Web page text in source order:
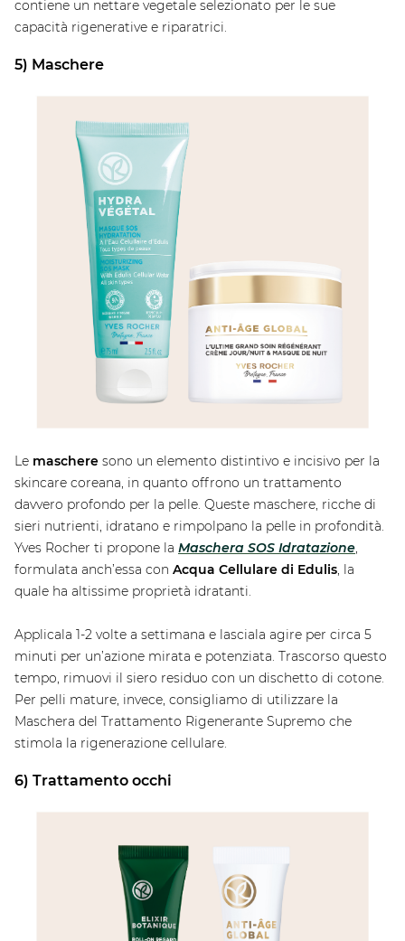
contiene un nettare vegetale selezionato per le sue
capacità rigenerative e riparatrici.
5) Maschere
Le maschere sono un elemento distintivo e incisivo per la
skincare coreana, in quanto offrono un trattamento
davvero profondo per la pelle. Queste maschere, ricche di
sieri nutrienti, idratano e rimpolpano la pelle in profondità.
Yves Rocher ti propone la Maschera SOS Idratazione,
formulata anch’essa con Acqua Cellulare di Edulis, la
quale ha altissime proprietà idratanti.
Applicala 1-2 volte a settimana e lasciala agire per circa 5
minuti per un’azione mirata e potenziata. Trascorso questo
tempo, rimuovi il siero residuo con un dischetto di cotone.
Per pelli mature, invece, consigliamo di utilizzare la
Maschera del Trattamento Rigenerante Supremo che
stimola la rigenerazione cellulare.
6) Trattamento occhi